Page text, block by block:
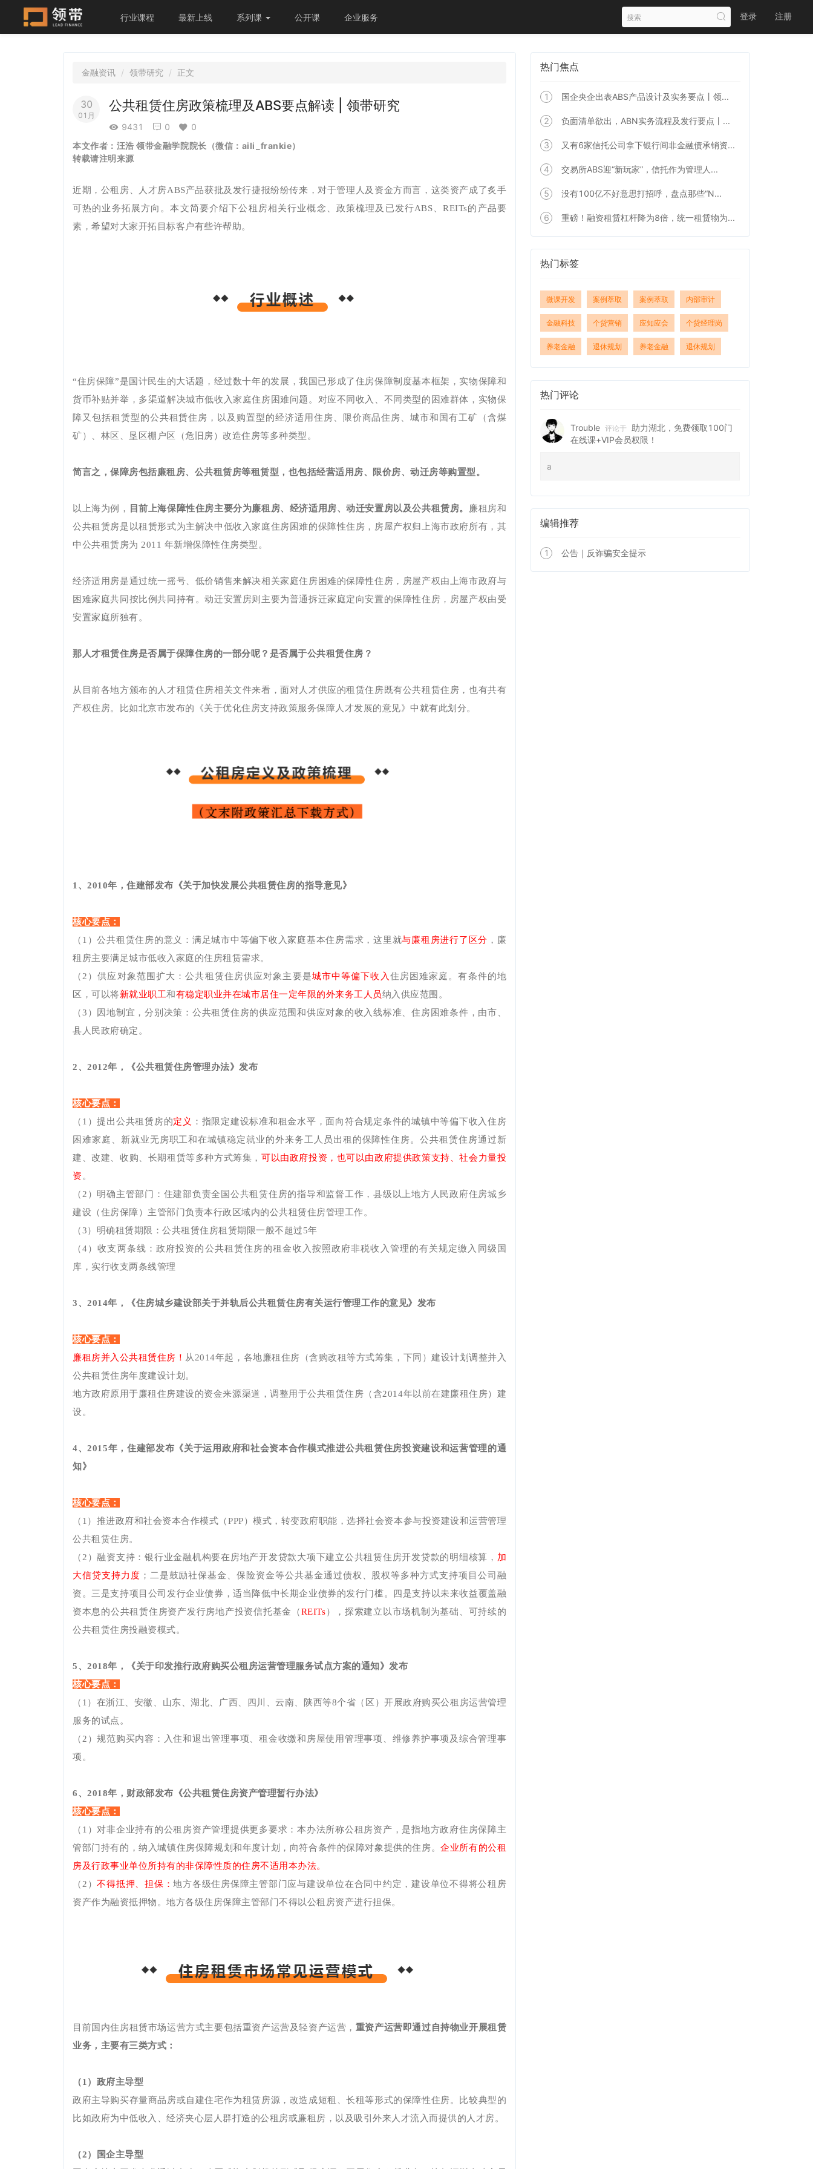
行业课程 最新上线 系列课 公开课 企业服务 登录 注册
金融资讯 领带研究 正文
30
01月
公共租赁住房政策梳理及ABS要点解读 | 领带研究
9431 0
0
本文作者： 汪浩 领带金融学院院长（微信：aili_frankie）
转载请注明来源
近期，公租房、人才房ABS产品获批及发行捷报纷纷传来，对于管理人及资金方而言，这类资产成了炙手
可热的业务拓展方向。本文简要介绍下公租房相关行业概念、政策梳理及已发行ABS、REITs的产品要
素，希望对大家开拓目标客户有些许帮助。
“住房保障”是国计民生的大话题，经过数十年的发展，我国已形成了住房保障制度基本框架，实物保障和
货币补贴并举，多渠道解决城市低收入家庭住房困难问题。对应不同收入、不同类型的困难群体，实物保
障又包括租赁型的公共租赁住房，以及购置型的经济适用住房、限价商品住房、城市和国有工矿（含煤
矿）、林区、垦区棚户区（危旧房）改造住房等多种类型。
简言之，保障房包括廉租房、公共租赁房等租赁型，也包括经营适用房、限价房、动迁房等购置型。
以上海为例， 目前上海保障性住房主要分为廉租房、经济适用房、动迁安置房以及公共租赁房。
廉租房和
公共租赁房是以租赁形式为主解决中低收入家庭住房困难的保障性住房，房屋产权归上海市政府所有，其
中公共租赁房为 2011 年新增保障性住房类型。
经济适用房是通过统一摇号、低价销售来解决相关家庭住房困难的保障性住房，房屋产权由上海市政府与
困难家庭共同按比例共同持有。动迁安置房则主要为普通拆迁家庭定向安置的保障性住房，房屋产权由受
安置家庭所独有。
那人才租赁住房是否属于保障住房的一部分呢 ？是否属于公共租赁住房？
从目前各地方颁布的人才租赁住房相关文件来看，面对人才供应的租赁住房既有公共租赁住房，也有共有
产权住房。比如北京市发布的《关于优化住房支持政策服务保障人才发展的意见》中就有此划分。
1、2010年，住建部发布《关于加快发展公共租赁住房的指导意见》
核心要点：
（ 1）公共租赁住房的意义：满足城市中等偏下收入家庭基本住房需求，这里就与廉租房进行了区分 ，廉
租房主要满足城市低收入家庭的住房租赁需求。
（ 2）供应对象范围扩大：公共租赁住房供应对象主要是城市中等偏下收入 住房困难家庭。有条件的地
区，可以将新就业职工和有稳定职业并在城市居住一定年限的外来务工人员纳入供应范围。
（3）因地制宜，分别决策：公共租赁住房的供应范围和供应对象的收入线标准、住房困难条件，由市、
县人民政府确定。
2、2012年，《公共租赁住房管理办法》发布
核心要点：
（ 1）提出公共租赁房的定义 ：指限定建设标准和租金水平，面向符合规定条件的城镇中等偏下收入住房
困难家庭、新就业无房职工和在城镇稳定就业的外来务工人员出租的保障性住房。公共租赁住房通过新
建、改建、收购、长期租赁等多种方式筹集， 可以由政府投资，也可以由政府提供政策支持、社会力量投
资 。
（2）明确主管部门：住建部负责全国公共租赁住房的指导和监督工作，县级以上地方人民政府住房城乡
建设（住房保障）主管部门负责本行政区域内的公共租赁住房管理工作。
（3）明确租赁期限：公共租赁住房租赁期限一般不超过5年
（4）收支两条线：政府投资的公共租赁住房的租金收入按照政府非税收入管理的有关规定缴入同级国
库，实行收支两条线管理
3、 2014年，《住房城乡建设部关于并轨后公共租赁住房有关运行管理工作的意见》发布
核心要点：
廉租房并入公共租赁住房！ 从 2014年起，各地廉租住房（含购改租等方式筹集，下同）建设计划调整并入
公共租赁住房年度建设计划。
地方政府原用于廉租住房建设的资金来源渠道，调整用于公共租赁住房（含2014年以前在建廉租住房）建
设。
4、201 5年，住建部发布《关于运用政府和社会资本合作模式推进公共租赁住房投资建设和运营管理的通
知》
核心要点：
（1）推进政府和社会资本合作模式（PPP）模式，转变政府职能，选择社会资本参与投资建设和运营管理
公共租赁住房。
（ 2）融资支持：银行业金融机构要在房地产开发贷款大项下建立公共租赁住房开发贷款的明细核算， 加
大信贷支持力度 ；二是鼓励社保基金、保险资金等公共基金通过债权、股权等多种方式支持项目公司融
资。三是支持项目公司发行企业债券，适当降低中长期企业债券的发行门槛。四是支持以未来收益覆盖融
资本息的公共租赁住房资产发行房地产投资信托基金（REITs），探索建立以市场机制为基础、可持续的
公共租赁住房投融资模式。
5、 201 8年，《关于印发推行政府购买公租房运营管理服务试点方案的通知》发布
核心要点：
（1）在浙江、安徽、山东、湖北、广西、四川、云南、陕西等8个省（区）开展政府购买公租房运营管理
服务的试点。
（2）规范购买内容：入住和退出管理事项、租金收缴和房屋使用管理事项、维修养护事项及综合管理事
项。
6、 201 8年，财政部发布《公共租赁住房资产管理暂行办法》
核心要点：
（ 1）对非企业持有的公租房资产管理提供更多要求：本办法所称公租房资产，是指地方政府住房保障主
管部门持有的，纳入城镇住房保障规划和年度计划，向符合条件的保障对象提供的住房。企业所有的公租
房及行政事业单位所持有的非保障性质的住房不适用本办法。
（ 2）不得抵押、担保：地方各级住房保障主管部门应与建设单位在合同中约定，建设单位不得将公租房
资产作为融资抵押物。地方各级住房保障主管部门不得以公租房资产进行担保。
目前国内住房租赁市场运营方式主要包括重资产运营及轻资产运营， 重资产运营即通过自持物业开展租赁
业务，主要有三类方式：
（1）政府主导型
政府主导购买存量商品房或自建住宅作为租赁房源，改造成短租、长租等形式的保障性住房。比较典型的
比如政府为中低收入、经济夹心层人群打造的公租房或廉租房，以及吸引外来人才流入而提供的人才房。
（2）国企主导型
热门焦点
1 国企央企出表ABS产品设计及实务要点丨领...
2 负面清单欲出，ABN实务流程及发行要点丨...
3 又有6家信托公司拿下银行间非金融债承销资...
4 交易所ABS迎“新玩家”，信托作为管理人...
5 没有100亿不好意思打招呼，盘点那些“N...
6 重磅！融资租赁杠杆降为8倍，统一租赁物为...
热门标签
微课开发 案例萃取 案例萃取 内部审计
金融科技 个贷营销 应知应会 个贷经理岗
养老金融 退休规划 养老金融 退休规划
热门评论
Trouble 评论于
助力湖北，免费领取100门
在线课+VIP会员权限！
a
编辑推荐
1 公告｜反诈骗安全提示